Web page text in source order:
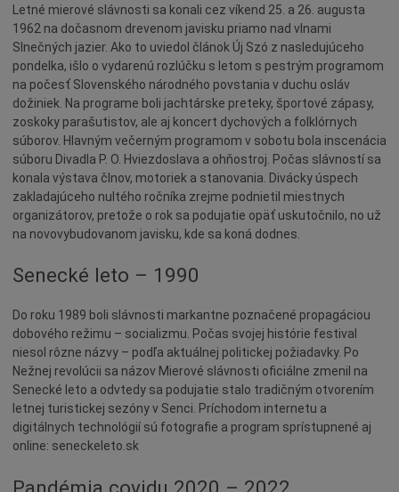
Ocenenia
Voľby
Šport
Naše školy
Seniori
Partnerské mestá
Národnostné menšiny
Podujatie
Cyklomesto
Rekonštrukcia
Turizmus
Slnečné jazerá
Zdravotníctvo
Dobrovoľníctvo
Rady a tipy
Letné mierové slávnosti sa konali cez víkend 25. a 26. augusta
1962 na dočasnom drevenom javisku priamo nad vlnami
Slnečných jazier. Ako to uviedol článok Új Szó z nasledujúceho
pondelka, išlo o vydarenú rozlúčku s letom s pestrým programom
na počesť Slovenského národného povstania v duchu osláv
dožiniek. Na programe boli jachtárske preteky, športové zápasy,
zoskoky parašutistov, ale aj koncert dychových a folklórnych
súborov. Hlavným večerným programom v sobotu bola inscenácia
súboru Divadla P. O. Hviezdoslava a ohňostroj. Počas slávností sa
konala výstava člnov, motoriek a stanovania. Divácky úspech
zakladajúceho nultého ročníka zrejme podnietil miestnych
organizátorov, pretože o rok sa podujatie opäť uskutočnilo, no už
na novovybudovanom javisku, kde sa koná dodnes.
Senecké leto – 1990
Do roku 1989 boli slávnosti markantne poznačené propagáciou
dobového režimu – socializmu. Počas svojej histórie festival
niesol rôzne názvy – podľa aktuálnej politickej požiadavky. Po
Nežnej revolúcii sa názov Mierové slávnosti oficiálne zmenil na
Senecké leto a odvtedy sa podujatie stalo tradičným otvorením
letnej turistickej sezóny v Senci. Príchodom internetu a
digitálnych technológií sú fotografie a program sprístupnené aj
online: seneckeleto.sk
Pandémia covidu 2020 – 2022